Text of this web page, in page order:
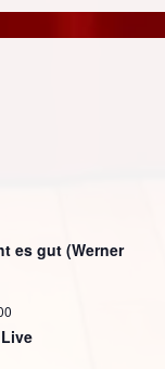
es gut (Werner